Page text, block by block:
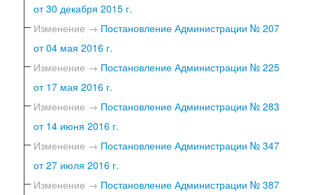
от 30 декабря 2015 г.
Изменение → Постановление Администрации № 207
от 04 мая 2016 г.
Изменение → Постановление Администрации № 225
от 17 мая 2016 г.
Изменение → Постановление Администрации № 283
от 14 июня 2016 г.
Изменение → Постановление Администрации № 347
от 27 июля 2016 г.
Изменение → Постановление Администрации № 387